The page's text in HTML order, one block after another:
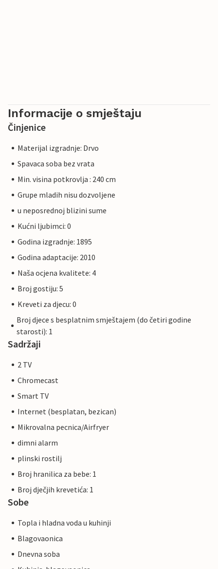
Informacije o smještaju
Činjenice
Materijal izgradnje: Drvo
Spavaca soba bez vrata
Min. visina potkrovlja : 240 cm
Grupe mladih nisu dozvoljene
u neposrednoj blizini sume
Kućni ljubimci: 0
Godina izgradnje: 1895
Godina adaptacije: 2010
Naša ocjena kvalitete: 4
Broj gostiju: 5
Kreveti za djecu: 0
Broj djece s besplatnim smještajem (do četiri godine
starosti): 1
Sadržaji
2 TV
Chromecast
Smart TV
Internet (besplatan, bezican)
Mikrovalna pecnica/Airfryer
dimni alarm
plinski rostilj
Broj hranilica za bebe: 1
Broj dječjih krevetića: 1
Sobe
Topla i hladna voda u kuhinji
Blagovaonica
Dnevna soba